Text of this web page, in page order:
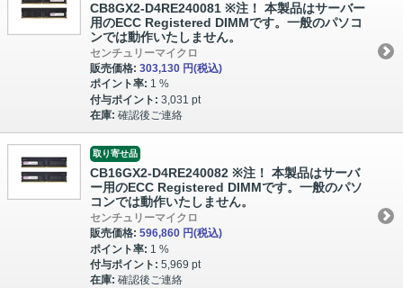
CB8GX2-D4RE240081 ※注！ 本製品はサーバー
用のECC Registered DIMMです。一般のパソコ
ンでは動作いたしません。
センチュリーマイクロ
販売価格: 303,130 円(税込)
ポイント率: 1 %
付与ポイント: 3,031 pt
在庫: 確認後ご連絡
取り寄せ品
CB16GX2-D4RE240082 ※注！ 本製品はサーバ
ー用のECC Registered DIMMです。一般のパソ
コンでは動作いたしません。
センチュリーマイクロ
販売価格: 596,860 円(税込)
ポイント率: 1 %
付与ポイント: 5,969 pt
在庫: 確認後ご連絡